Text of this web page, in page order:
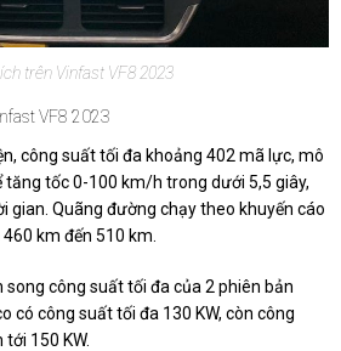
trên Vinfast VF8 2023
VF8 2023
công suất tối đa khoảng 402 mã lực, mô
tăng tốc 0-100 km/h trong dưới 5,5 giây,
gian. Quãng đường chạy theo khuyến cáo
km đến 510 km.
song công suất tối đa của 2 phiên bản
có công suất tối đa 130 KW, còn công
150 KW.